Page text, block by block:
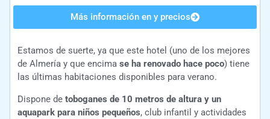
Más información en y precios
Estamos de suerte, ya que este hotel (uno de los mejores
de Almería y que encima se ha renovado hace poco) tiene
las últimas habitaciones disponibles para verano.
Dispone de toboganes de 10 metros de altura y un
aquapark para niños pequeños, club infantil y actividades